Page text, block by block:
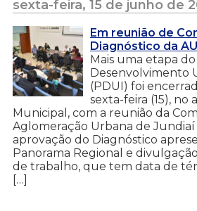
sexta-feira, 15 de junho de
Em reunião de
Diagnóstico da
Mais uma etapa
Desenvolvimento
(PDUI) foi
sexta-feira (15), no
Municipal, com a reunião da
Aglomeração Urbana de Jundiaí
aprovação do Diagnóstico
Panorama Regional e
de trabalho, que tem data de
[…]